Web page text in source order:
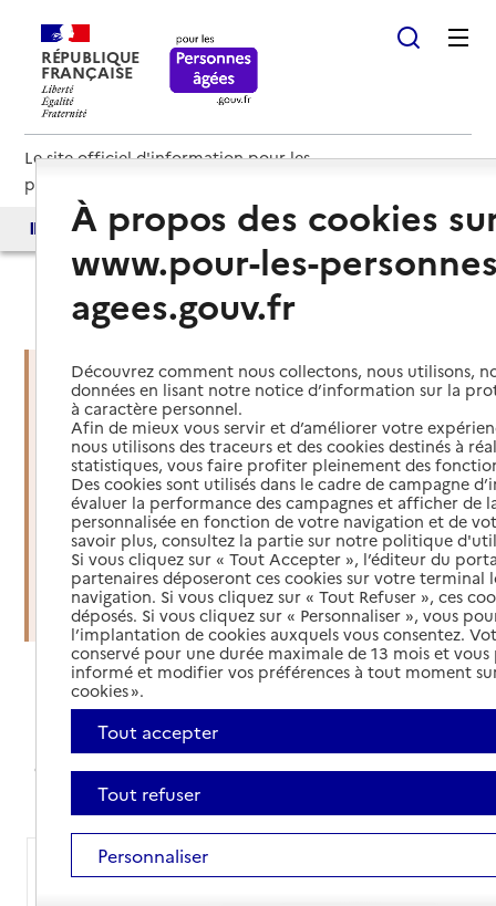
RÉPUBLIQUE
FRANÇAISE
Le site officiel d'information pour les
personnes âgées et les aidants
Accès aux annuaires Accès par besoin
Vous êtes dans une situation
d’urgence ?
Mettre en place des services d'aide et de
soins à domicile
Organiser une sortie d'hospitalisation
Trouver un établissement d'accueil
Annuaires et comparateur de prix
Avec nos annuaires, simplifiez vos recherches,
comparez les prix des EHPAD ou orientez-vous sur le
site de votre département pour vos démarches
À propos des cookies
www.pour-les-
agees.gouv.fr
Découvrez comment nous collectons, nous utilisons,
données en lisant notre notice d’information sur la
à caractère personnel.
Afin de mieux vous servir et d’améliorer votre
nous utilisons des traceurs et des cookies destinés à
statistiques, vous faire profiter pleinement des
Des cookies sont utilisés dans le cadre de campagne
évaluer la performance des campagnes et afficher de
personnalisée en fonction de votre navigation et de
savoir plus, consultez la partie sur notre politique
Si vous cliquez sur « Tout Accepter », l’éditeur du
partenaires déposeront ces cookies sur votre terminal
navigation. Si vous cliquez sur « Tout Refuser », ces
déposés. Si vous cliquez sur « Personnaliser », vous
l’implantation de cookies auxquels vous consentez.
conservé pour une durée maximale de 13 mois et
informé et modifier vos préférences à tout moment
cookies ».
Tout accepter
Tout refuser
Personnaliser